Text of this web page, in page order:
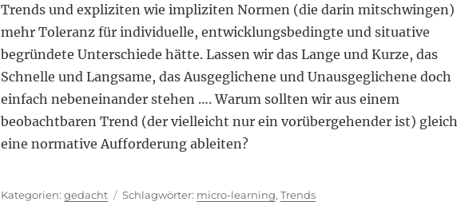
Trends und expliziten wie impliziten Normen (die darin mitschwingen)
mehr Toleranz für individuelle, entwicklungsbedingte und situative
begründete Unterschiede hätte. Lassen wir das Lange und Kurze, das
Schnelle und Langsame, das Ausgeglichene und Unausgeglichene doch
einfach nebeneinander stehen …. Warum sollten wir aus einem
beobachtbaren Trend (der vielleicht nur ein vorübergehender ist) gleich
eine normative Aufforderung ableiten?
Kategorien
gedacht Schlagwörter
micro-learning, Trends